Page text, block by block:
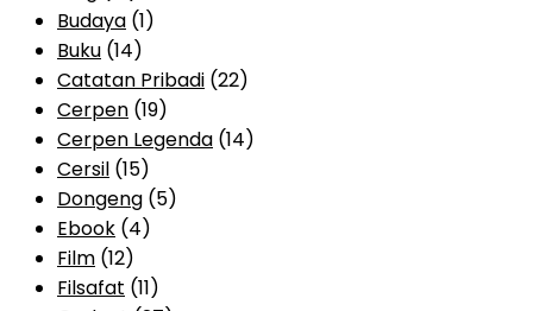
Budaya (1)
Buku (14)
Catatan Pribadi (22)
Cerpen (19)
Cerpen Legenda (14)
Cersil (15)
Dongeng (5)
Ebook (4)
Film (12)
Filsafat (11)